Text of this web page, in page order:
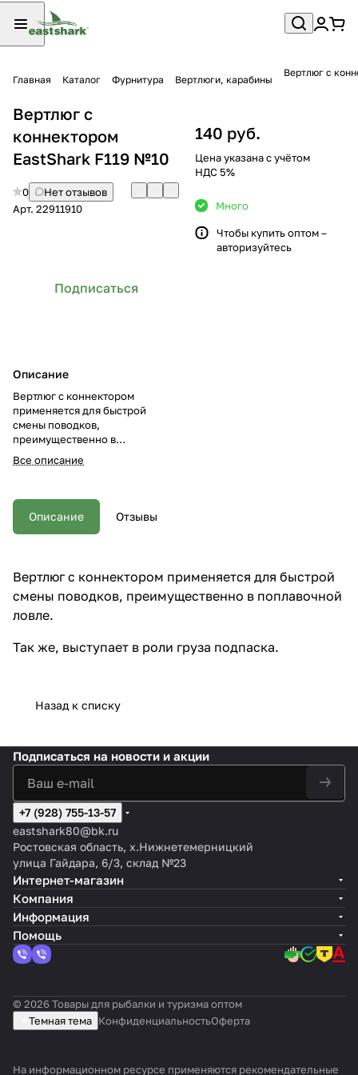
Главная Каталог Фурнитура Вертлюги, карабины
Вертлюг с
Вертлюг с
коннектором
EastShark F119 №10
0
Нет отзывов
Арт. 22911910
Подписаться
Описание
Вертлюг с коннектором
применяется для быстрой
смены поводков,
преимущественно в
поплавочной ловле. Так же,
выступает в роли груза
Все описание
140 руб.
Цена указана с учётом
НДС 5%
Много
Чтобы купить оптом –
авторизуйтесь
Описание Отзывы
Вертлюг с коннектором применяется для быстрой
смены поводков, преимущественно в поплавочной
ловле.
Так же, выступает в роли груза подпаска.
Назад к списку
Подписаться на новости и акции
+7 (928) 755-13-57
eastshark80@bk.ru
Ростовская область, х.Нижнетемерницкий
улица Гайдара, 6/3, склад №23
Интернет-магазин
Компания
Информация
Помощь
© 2026 Товары для рыбалки и туризма оптом
Темная тема КонфиденциальностьОферта
На информационном ресурсе применяются рекомендательные